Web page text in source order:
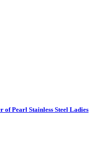
Pearl Stainless Steel Ladies